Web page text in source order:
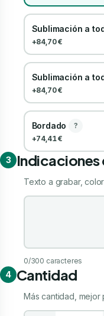
Sublimación a
+84,70 €
Sublimación a
+84,70 €
Bordado
?
+74,41 €
3 Indicaciones
Texto a grabar,
Indicaciones de tu
0/300 caracteres
4 Cantidad
Más cantidad,